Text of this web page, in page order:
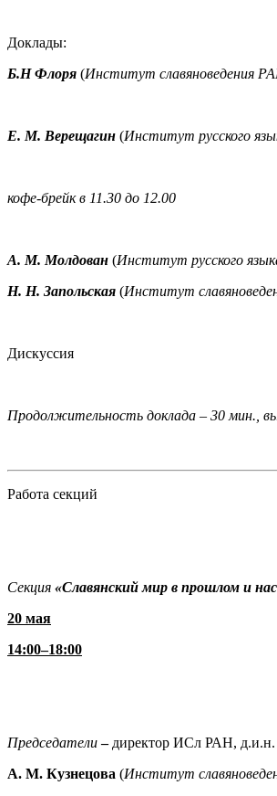
Доклады:
Б.Н Флоря (Институт славяноведения
Е. М. Верещагин (Институт русского
кофе-брейк в 11.30 до 12.00
А. М. Молдован (Институт русского
Н. Н. Запольская (Институт
Дискуссия
Продолжительность доклада – 30 мин.,
Работа секций
Секция «Славянский мир в прошлом и
20 мая
14:00–18:00
Председатели– директор ИСл РАН, д.и.н.
А. М. Кузнецова (Институт